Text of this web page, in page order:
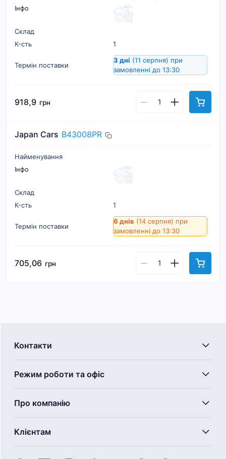
Інфо
Склад
К-cть
1
Термін поставки
3 дні (11 серпня) при
замовленні до 13:30
918,9 грн
Japan Cars B43008PR
Найменування
Інфо
Склад
К-cть
1
Термін поставки
6 днів (14 серпня) при
замовленні до 13:30
705,06 грн
Контакти
Режим роботи та офіс
Про компанію
Клієнтам